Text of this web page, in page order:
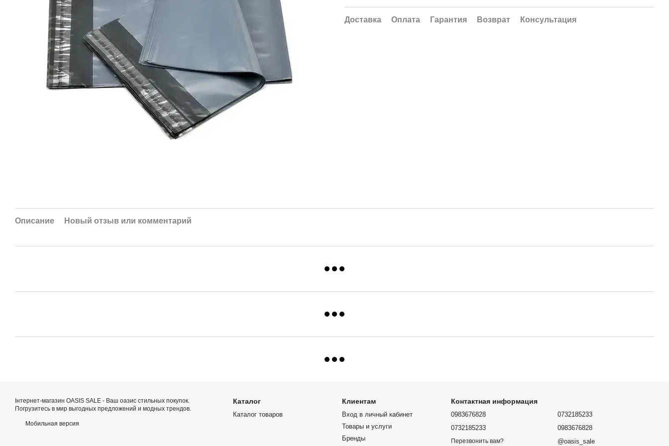
Доставка Оплата Гарантия Возврат Консультация
Описание Новый отзыв или комментарий
Інтернет-магазин OASIS SALE - Ваш оазис стильных покупок.
Погрузитесь в мир выгодных предложений и модных трендов.
Мобильная версия
Каталог
Каталог товаров
Клиентам
Вход в личный кабинет
Товары и услуги
Бренды
Контактная информация
0983676828
0732185233
Перезвонить вам?
0732185233
0983676828
@oasis_sale